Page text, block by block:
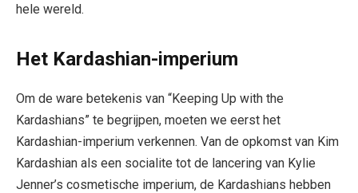
hele wereld.
Het Kardashian-imperium
Om de ware betekenis van “Keeping Up with the
Kardashians” te begrijpen, moeten we eerst het
Kardashian-imperium verkennen. Van de opkomst van Kim
Kardashian als een socialite tot de lancering van Kylie
Jenner’s cosmetische imperium, de Kardashians hebben